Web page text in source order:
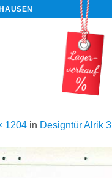
1204 in Designtür Alrik 3